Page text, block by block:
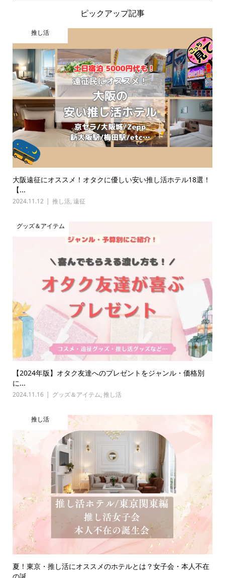
ピックアップ記事
推し活
大阪遠征にオススメ！オタクに優しい安い推し活ホテル18選！
【...
2024.11.12 推し活, 遠征
グッズ＆アイテム
【2024年版】オタク友達へのプレゼントをジャンル・価格別
に...
2024.11.16 グッズ＆アイテム, 推し活
推し活
夏！東京・推し活にオススメのホテルとは？女子会・本人不在
の誕...